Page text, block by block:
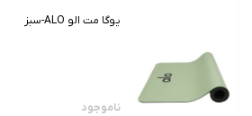
یوگا مت الو ALO-سبز
ناموجود